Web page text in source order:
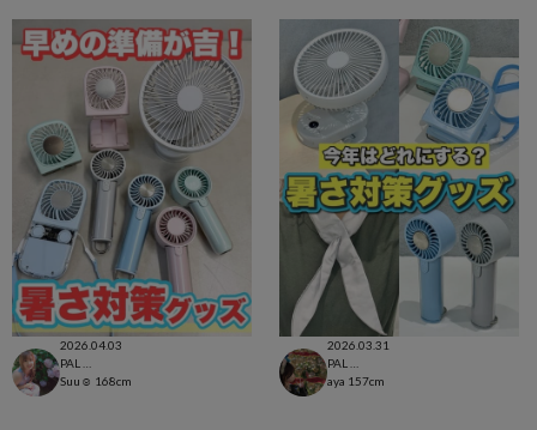
2026.04.03
Suu☺︎ 168cm
2026.03.31
aya 157cm